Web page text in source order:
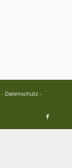
- Datenschutz -